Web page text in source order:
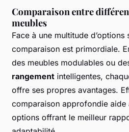
Comparaison entre
meubles
Face à une multitude d’options
comparaison est primordiale.
des meubles modulables ou
rangement intelligentes,
offre ses propres avantages.
comparaison approfondie aide
options offrant le meilleur